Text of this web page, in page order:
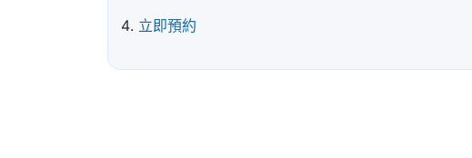
立即預約